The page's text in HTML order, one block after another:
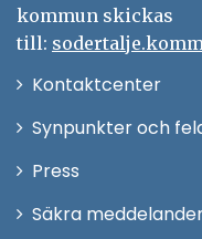
kommun skickas
till:
Kontaktcenter
Synpunkter och
Press
Säkra